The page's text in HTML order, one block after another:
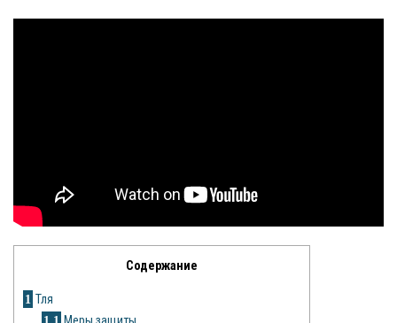
Орхидея
ЗамиокулькасСодержание
1 Тля